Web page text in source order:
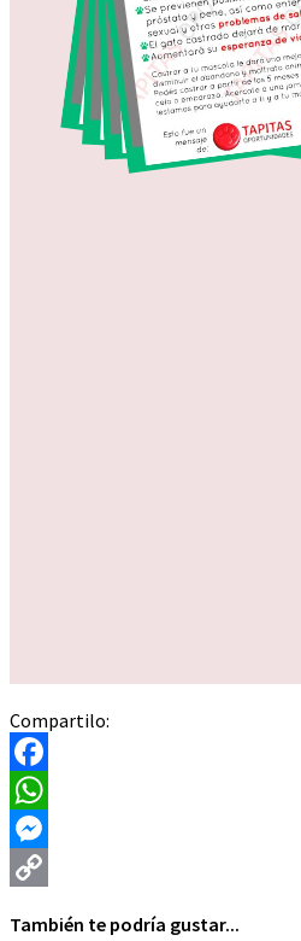
Compartilo:
Facebook
WhatsApp
Messenger
También te podría gustar...